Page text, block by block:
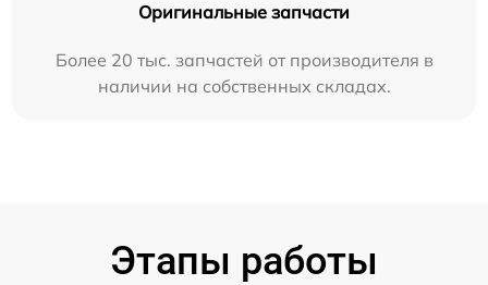
Оригинальные запчасти
Более 20 тыс. запчастей от производителя в
наличии на собственных складах.
Этапы работы